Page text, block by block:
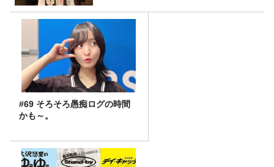
#69 そろそろ愚痴ログの時間
かも～。